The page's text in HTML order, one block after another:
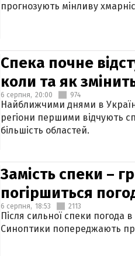
прогнозують мінливу
Спека почне
коли та як
6 серпня, 20:00 974
Найближчими днями в
регіони першими відчують
більшість областей.
Замість спеки –
погіршиться
6 серпня, 18:53 2113
Після сильної спеки погода
Синоптики попереджають